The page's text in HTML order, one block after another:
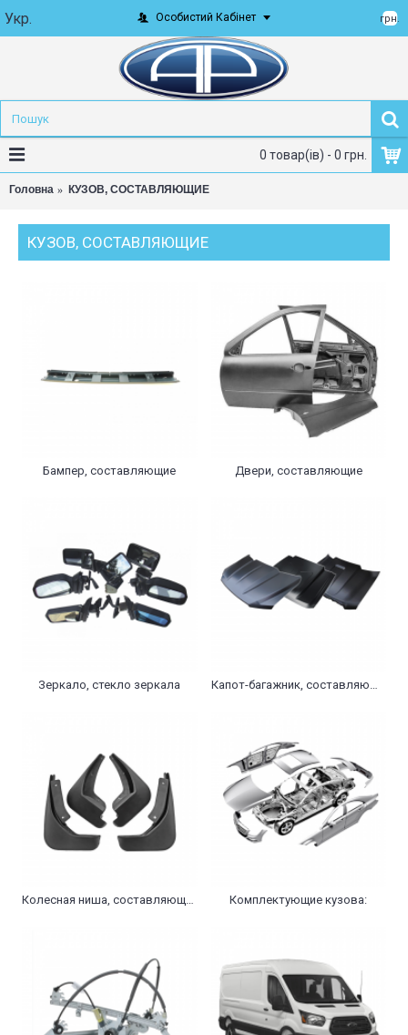
Укр. грн.
Особистий Кабінет
0 товар(ів) - 0 грн.
Головна КУЗОВ, СОСТАВЛЯЮЩИЕ
КУЗОВ, СОСТАВЛЯЮЩИЕ
Бампер, составляющие Двери, составляющие
Зеркало, стекло зеркала Капот-багажник, составляющие
Комплектующие кузова: